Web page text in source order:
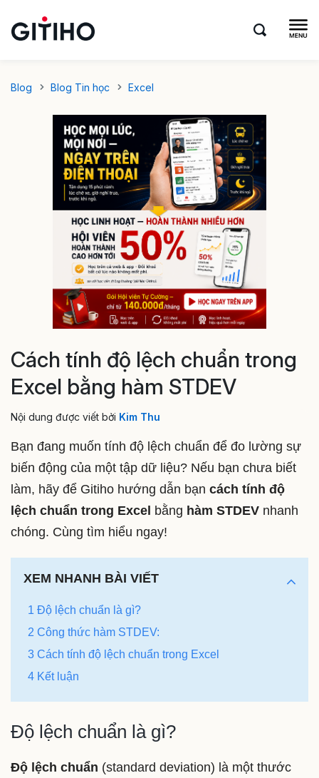
Blog Blog Tin học Excel
Cách tính độ lệch chuẩn trong
Excel bằng hàm STDEV
Nội dung được viết bởi Kim Thu
Bạn đang muốn tính độ lệch chuẩn để đo lường sự
biến động của một tập dữ liệu? Nếu bạn chưa biết
làm, hãy để Gitiho hướng dẫn bạn cách tính độ
lệch chuẩn trong Excel bằng hàm STDEV nhanh
chóng. Cùng tìm hiểu ngay!
XEM NHANH BÀI VIẾT
1 Độ lệch chuẩn là gì?
2 Công thức hàm STDEV:
3 Cách tính độ lệch chuẩn trong Excel
4 Kết luận
Độ lệch chuẩn là gì?
Độ lệch chuẩn (standard deviation) là một thước